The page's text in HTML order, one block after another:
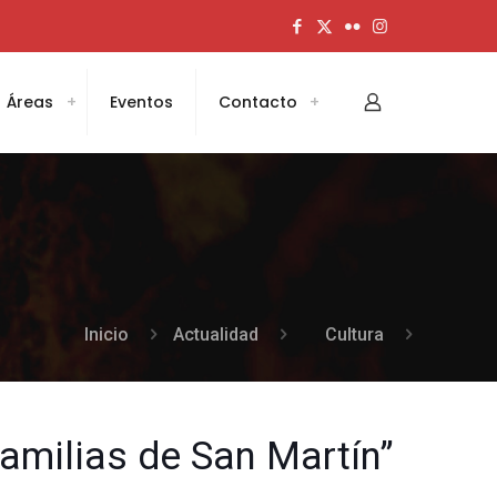
Áreas Eventos Contacto
Inicio Actualidad Cultura
de San Martín”